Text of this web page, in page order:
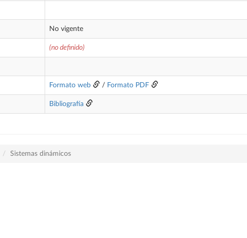
No vigente
(no definido)
Formato web / Formato PDF
Bibliografía
Sistemas dinámicos